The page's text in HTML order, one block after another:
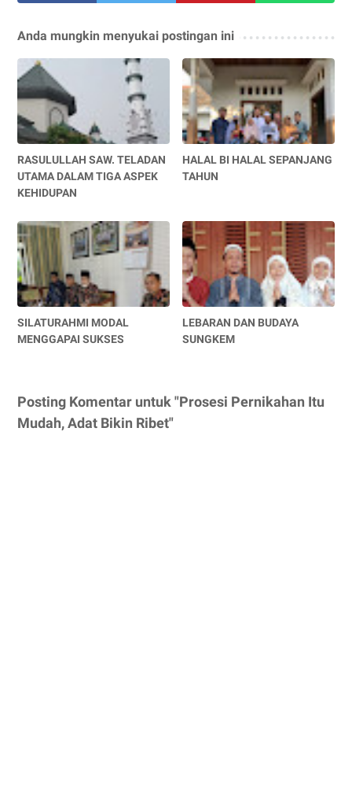
Anda mungkin menyukai postingan ini
RASULULLAH SAW. TELADAN
UTAMA DALAM TIGA ASPEK
KEHIDUPAN
HALAL BI HALAL SEPANJANG
TAHUN
SILATURAHMI MODAL
MENGGAPAI SUKSES
LEBARAN DAN BUDAYA
SUNGKEM
Posting Komentar untuk "Prosesi Pernikahan Itu
Mudah, Adat Bikin Ribet"